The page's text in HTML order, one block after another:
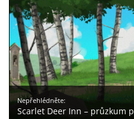
Nepřehlédněte:
Scarlet Deer Inn – průzkum